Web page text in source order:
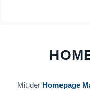
Mit der Homepage